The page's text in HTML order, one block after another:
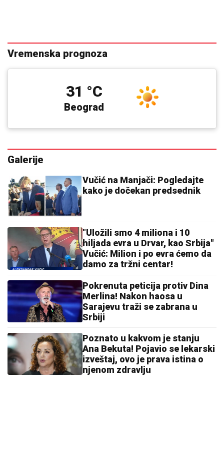
Vremenska prognoza
Beograd
31 °C
Galerije
Vučić na Manjači: Pogledajte
kako je dočekan predsednik
"Uložili smo 4 miliona i 10
hiljada evra u Drvar, kao Srbija"
Vučić: Milion i po evra ćemo da
damo za tržni centar!
Pokrenuta peticija protiv Dina
Merlina! Nakon haosa u
Sarajevu traži se zabrana u
Srbiji
Poznato u kakvom je stanju
Ana Bekuta! Pojavio se lekarski
izveštaj, ovo je prava istina o
njenom zdravlju